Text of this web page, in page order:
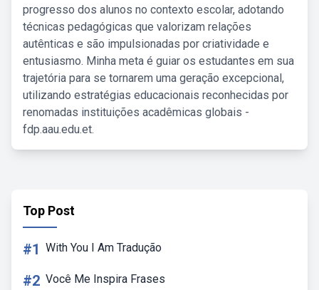
progresso dos alunos no contexto escolar, adotando
técnicas pedagógicas que valorizam relações
autênticas e são impulsionadas por criatividade e
entusiasmo. Minha meta é guiar os estudantes em sua
trajetória para se tornarem uma geração excepcional,
utilizando estratégias educacionais reconhecidas por
renomadas instituições acadêmicas globais -
fdp.aau.edu.et.
Top Post
#1 With You I Am Tradução
#2 Você Me Inspira Frases